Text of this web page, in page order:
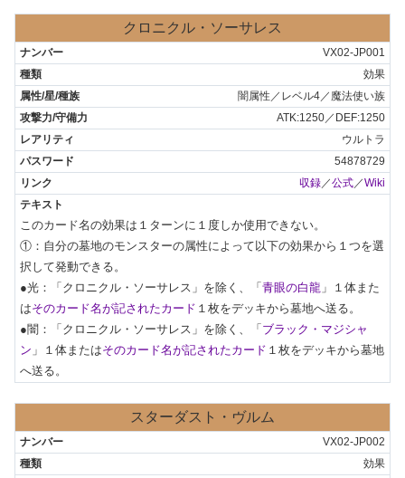
クロニクル・ソーサレス
VX02-JP001
効果
闇属性／レベル4／魔法使い族
ATK:1250／DEF:1250
ウルトラ
54878729
収録 ／公式 ／Wiki
このカード名の効果は１ターンに１度しか使用できない。
①：自分の墓地のモンスターの属性によって以下の効果から１つを選
択して発動できる。
●光：「クロニクル・ソーサレス」を除く、「 青眼の白龍 」１体また
はそのカード名が記されたカード １枚をデッキから墓地へ送る。
●闇：「クロニクル・ソーサレス」を除く、「 ブラック・マジシャ
ン 」１体またはそのカード名が記されたカード １枚をデッキから墓地
へ送る。
スターダスト・ヴルム
VX02-JP002
効果